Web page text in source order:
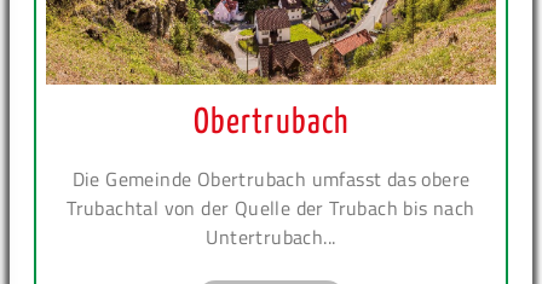
Obertrubach
Die Gemeinde Obertrubach umfasst das obere
Trubachtal von der Quelle der Trubach bis nach
Untertrubach...